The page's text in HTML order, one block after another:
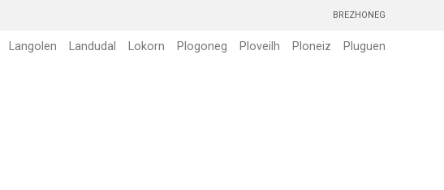
BREZHONEG
Langolen Landudal Lokorn Plogoneg Ploveilh Ploneiz Pluguen